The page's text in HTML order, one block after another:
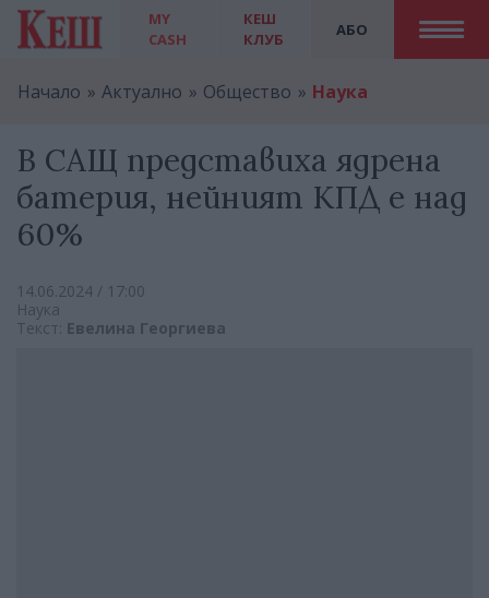
MY
CASH
АБО
КЕШ
КЛУБ
Начало Актуално Общество Наука
В САЩ представиха ядрена
батерия, нейният КПД е над
60%
14.06.2024 / 17:00
Наука
Текст: Евелина Георгиева